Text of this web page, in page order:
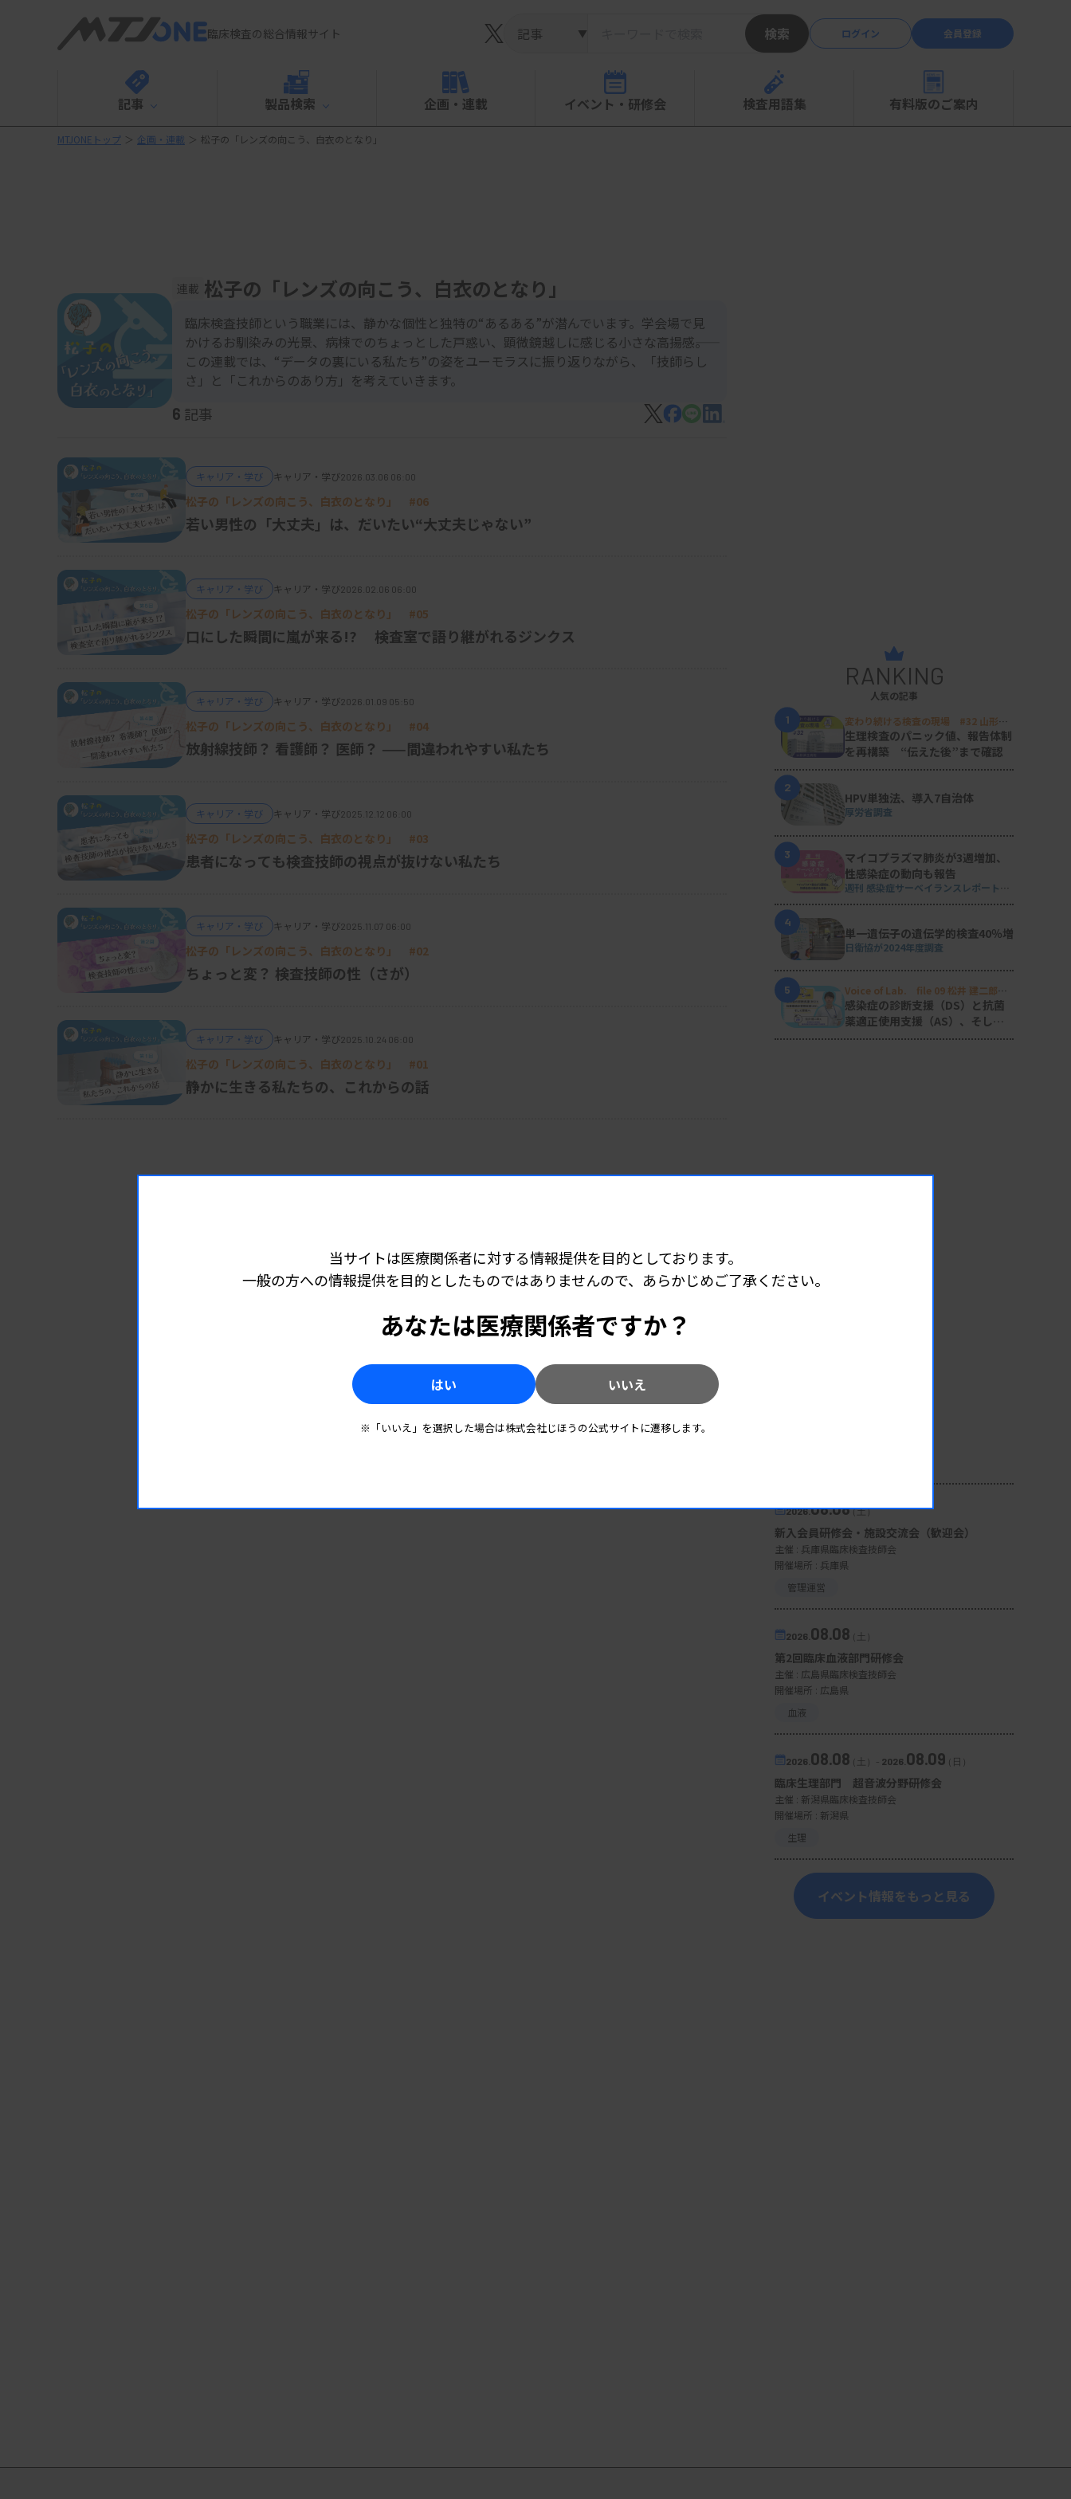
臨床検査の総合情報サイト ▼ 検索 ログイン 会員登録
記事 製品検索 企画・連載 イベント・研修会 検査用語集 有料版のご案内
MTJONEトップ ＞ 企画・連載 ＞ 松子の「レンズの向こう、白衣のとなり」
連載 松子の「レンズの向こう、白衣のとなり」
臨床検査技師という職業には、静かな個性と独特の“あるある”が潜んでいます。学会場で見
かけるお馴染みの光景、病棟でのちょっとした戸惑い、顕微鏡越しに感じる小さな高揚感――。
この連載では、“データの裏にいる私たち”の姿をユーモラスに振り返りながら、「技師らし
さ」と「これからのあり方」を考えていきます。
6 記事
キャリア・学び キャリア・学び2026.03.06 06:00
松子の「レンズの向こう、白衣のとなり」 #06
若い男性の「大丈夫」は、だいたい“大丈夫じゃない”
キャリア・学び キャリア・学び2026.02.06 06:00
松子の「レンズの向こう、白衣のとなり」 #05
口にした瞬間に嵐が来る!? 検査室で語り継がれるジンクス
キャリア・学び キャリア・学び2026.01.09 05:50
松子の「レンズの向こう、白衣のとなり」 #04
放射線技師？ 看護師？ 医師？ ——間違われやすい私たち
キャリア・学び キャリア・学び2025.12.12 06:00
松子の「レンズの向こう、白衣のとなり」 #03
患者になっても検査技師の視点が抜けない私たち
キャリア・学び キャリア・学び2025.11.07 06:00
松子の「レンズの向こう、白衣のとなり」 #02
ちょっと変？ 検査技師の性（さが）
キャリア・学び キャリア・学び2025.10.24 06:00
松子の「レンズの向こう、白衣のとなり」 #01
静かに生きる私たちの、これからの話
RANKING
人気の記事
1
変わり続ける検査の現場 #32 山形済
生病院
生理検査のパニック値、報告体制
を再構築 “伝えた後”まで確認
2
HPV単独法、導入7自治体
厚労省調査
3
マイコプラズマ肺炎が3週増加、
性感染症の動向も報告
週刊 感染症サーベイランスレポート
4
単一遺伝子の遺伝学的検査40％増
日衛協が2024年度調査
5
Voice of Lab. file 09 松井 建二郎
（藤田医科大学病院臨床検査部微生物
遺伝子検査室）
感染症の診断支援（DS）と抗菌
薬適正使用支援（AS）、そして
研究へ
2026.08.08（土）
新入会員研修会・施設交流会（歓迎会）
主催 : 兵庫県臨床検査技師会
開催場所 : 兵庫県
管理運営
2026. 08.08（土）
第2回臨床血液部門研修会
主催 : 広島県臨床検査技師会
開催場所 : 広島県
血液
2026. 08.08（土） - 2026. 08.09 （日）
臨床生理部門 超音波分野研修会
主催 : 新潟県臨床検査技師会
開催場所 : 新潟県
生理
イベント情報をもっと見る
当サイトは医療関係者に対する情報提供を目的としております。
一般の方への情報提供を目的としたものではありませんので、あらかじめご了承ください。
あなたは医療関係者ですか？
はい いいえ
※「いいえ」を選択した場合は株式会社じほうの公式サイトに遷移します。